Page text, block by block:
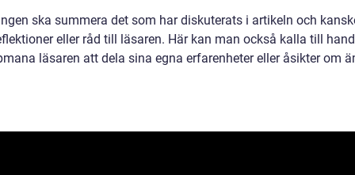
ska summera det som har diskuterats i artikeln och
eller råd till läsaren. Här kan man också kalla till
läsaren att dela sina egna erfarenheter eller åsikter om